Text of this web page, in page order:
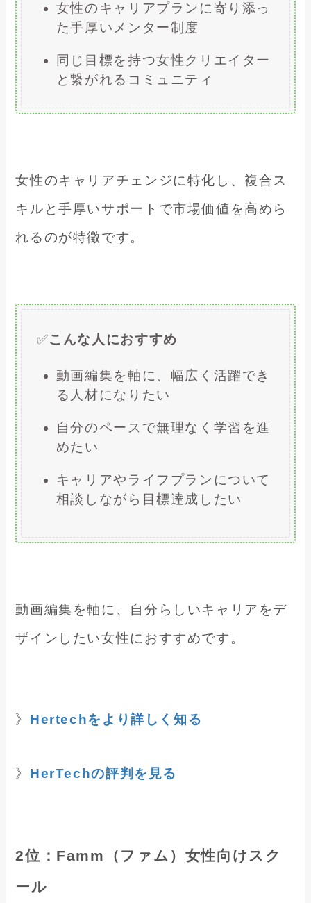
女性のキャリアプランに寄り添っ
た手厚いメンター制度
同じ目標を持つ女性クリエイター
と繋がれるコミュニティ
女性のキャリアチェンジに特化し、複合ス
キルと手厚いサポートで市場価値を高めら
れるのが特徴です。
✅こんな人におすすめ
動画編集を軸に、幅広く活躍でき
る人材になりたい
自分のペースで無理なく学習を進
めたい
キャリアやライフプランについて
相談しながら目標達成したい
動画編集を軸に、自分らしいキャリアをデ
ザインしたい女性におすすめです。
》 Hertechをより詳しく知る
》 HerTechの評判を見る
2位：Famm（ファム）女性向けスク
ール